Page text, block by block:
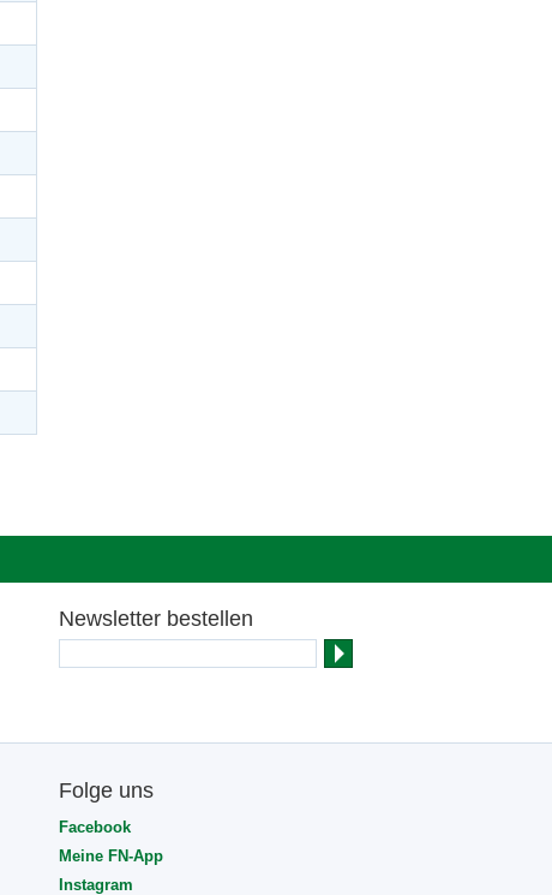
Newsletter bestellen
Folge uns
Facebook
Meine FN-App
Instagram